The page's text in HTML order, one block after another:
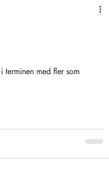
med fler som